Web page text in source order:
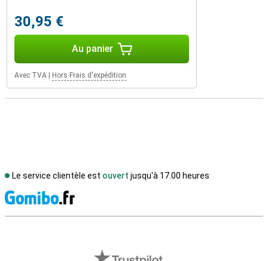
30,95 €
Au panier
Avec TVA Hors Frais d'expédition
Le service clientèle est ouvert jusqu'à 17.00 heures